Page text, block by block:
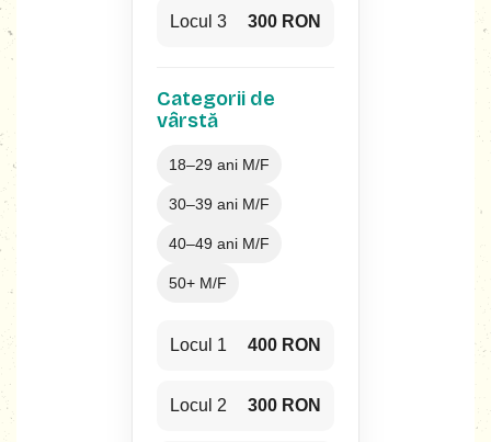
Locul 3 300 RON
Categorii de
vârstă
18–29 ani M/F
30–39 ani M/F
40–49 ani M/F
50+ M/F
Locul 1 400 RON
Locul 2 300 RON